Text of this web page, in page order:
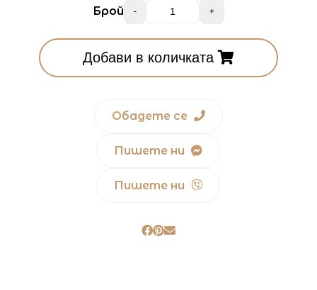
Брой - +
Добави в количката
Обадете се
Пишете ни
Пишете ни